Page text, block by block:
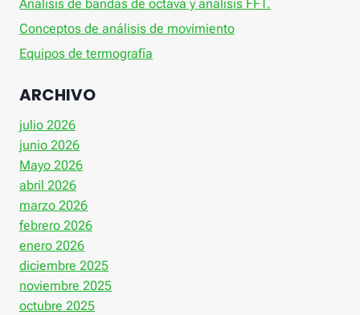
Análisis de bandas de octava y análisis FFT.
Conceptos de análisis de movimiento
Equipos de termografía
ARCHIVO
julio 2026
junio 2026
Mayo 2026
abril 2026
marzo 2026
febrero 2026
enero 2026
diciembre 2025
noviembre 2025
octubre 2025